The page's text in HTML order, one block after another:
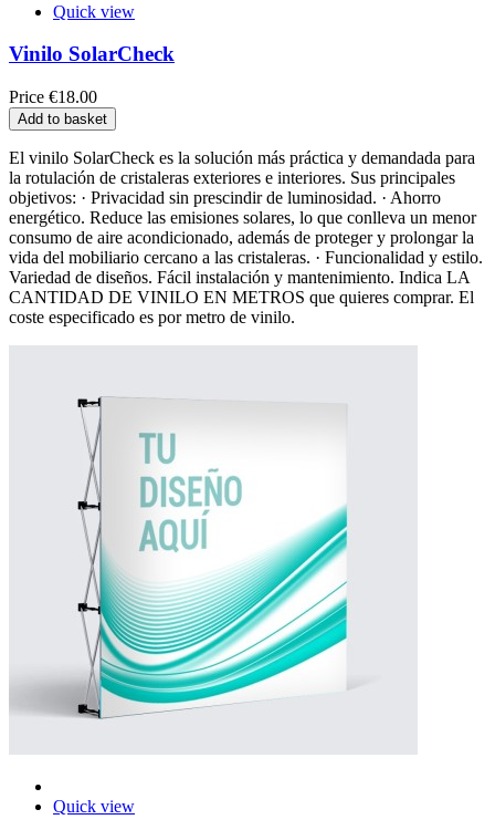
Quick view
Vinilo SolarCheck
Price €18.00
Add to basket
El vinilo SolarCheck es la solución más práctica y demandada para
la rotulación de cristaleras exteriores e interiores. Sus principales
objetivos: · Privacidad sin prescindir de luminosidad. · Ahorro
energético. Reduce las emisiones solares, lo que conlleva un menor
consumo de aire acondicionado, además de proteger y prolongar la
vida del mobiliario cercano a las cristaleras. · Funcionalidad y estilo.
Variedad de diseños. Fácil instalación y mantenimiento. Indica LA
CANTIDAD DE VINILO EN METROS que quieres comprar. El
coste especificado es por metro de vinilo.
Quick view